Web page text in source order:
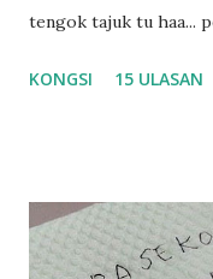
tengok tajuk tu haa...
tau? yang sebut tu
balik keja aku ajak la
sikit...dalam
KONGSI 15 ULASAN